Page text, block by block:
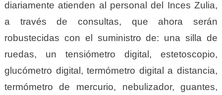
diariamente atienden al personal del Inces Zulia,
a través de consultas, que ahora serán
robustecidas con el suministro de: una silla de
ruedas, un tensiómetro digital, estetoscopio,
glucómetro digital, termómetro digital a distancia,
termómetro de mercurio, nebulizador, guantes,